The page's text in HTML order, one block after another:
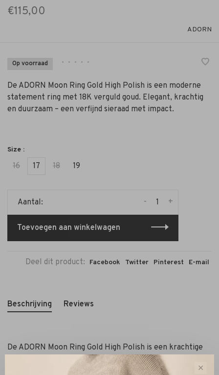
€115,00
ADORN
Op voorraad • • • • •
De ADORN Moon Ring Gold High Polish is een moderne
statement ring met 18K verguld goud. Elegant, krachtig
en duurzaam – een verfijnd sieraad met impact.
Size :
16 17 18 19
Aantal: +
-
Toevoegen aan winkelwagen
Deel dit product: Facebook Twitter Pinterest E-mail
Beschrijving Reviews
De ADORN Moon Ring Gold High Polish is een krachtige
statement ring met een vloeiend, afgerond design en een
luxe hoogglans afwerking. Deze ring is vervaardigd uit
✕